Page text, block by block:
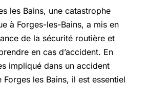
les Bains, une catastrophe
à Forges-les-Bains, a mis en
de la sécurité routière et
en cas d’accident. En
impliqué dans un accident
les Bains, il est essentiel